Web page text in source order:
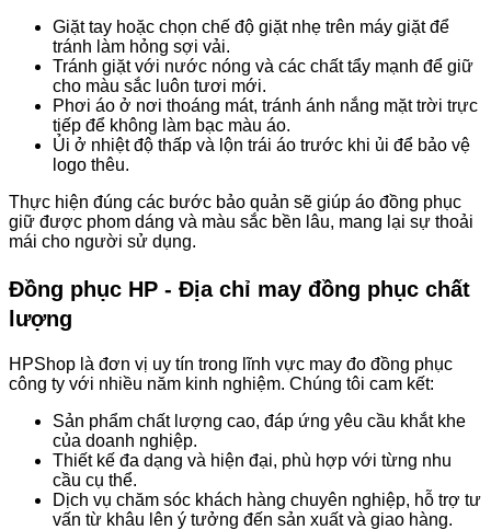
Giặt tay hoặc chọn chế độ giặt nhẹ trên máy giặt để
tránh làm hỏng sợi vải.
Tránh giặt với nước nóng và các chất tẩy mạnh để giữ
cho màu sắc luôn tươi mới.
Phơi áo ở nơi thoáng mát, tránh ánh nắng mặt trời trực
tiếp để không làm bạc màu áo.
Ủi ở nhiệt độ thấp và lộn trái áo trước khi ủi để bảo vệ
logo thêu.
Thực hiện đúng các bước bảo quản sẽ giúp áo đồng phục
giữ được phom dáng và màu sắc bền lâu, mang lại sự thoải
mái cho người sử dụng.
Đồng phục HP - Địa chỉ may đồng phục chất
lượng
HPShop là đơn vị uy tín trong lĩnh vực may đo đồng phục
công ty với nhiều năm kinh nghiệm. Chúng tôi cam kết:
Sản phẩm chất lượng cao, đáp ứng yêu cầu khắt khe
của doanh nghiệp.
Thiết kế đa dạng và hiện đại, phù hợp với từng nhu
cầu cụ thể.
Dịch vụ chăm sóc khách hàng chuyên nghiệp, hỗ trợ tư
vấn từ khâu lên ý tưởng đến sản xuất và giao hàng.